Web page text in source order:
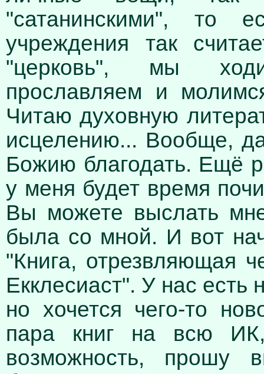
"сатанинскими", то
учреждения так
"церковь", мы
прославляем и
Читаю духовную
исцелению... Вообще,
Божию благодать. Ещё
у меня будет время
Вы можете выслать
была со мной. И вот
"Книга, отрезвляющая
Екклесиаст". У нас есть
но хочется чего-то
пара книг на всю
возможность, прошу